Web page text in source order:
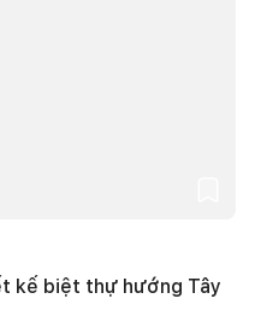
kế biệt thự hướng Tây